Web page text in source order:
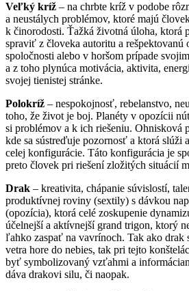
Veľký kríž – na chrbte kríž v podobe
a neustálych problémov, ktoré majú
k činorodosti. Ťažká životná úloha, ktorá
spraviť z človeka autoritu a rešpektovanú
spoločnosti alebo v horšom prípade
a z toho plynúca motivácia, aktivita,
svojej tienistej stránke.
Polokríž – nespokojnosť, rebelanstvo,
toho, že život je boj. Planéty v opozícii
si problémov a k ich riešeniu. Ohnisková
kde sa sústreďuje pozornosť a ktorá slúži
celej konfigurácie. Táto konfigurácia je
preto človek pri riešení zložitých situácií
Drak – kreativita, chápanie súvislostí,
produktívnej roviny (sextily) s dávkou
(opozícia), ktorá celé zoskupenie
účelnejší a aktívnejší grand trigon, ktorý
ľahko zaspať na vavrínoch. Tak ako drak
vetra hore do nebies, tak pri tejto
byť symbolizovaný vzťahmi a
dáva drakovi silu, či naopak.